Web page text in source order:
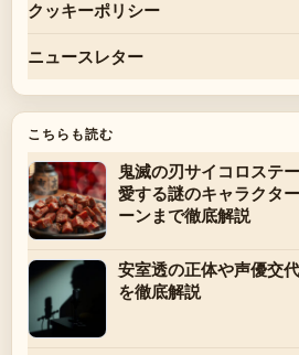
クッキーポリシー
ニュースレター
こちらも読む
鬼滅の刃サイコロステ
愛する謎のキャラクタ
ーンまで徹底解説
安室透の正体や声優交
を徹底解説